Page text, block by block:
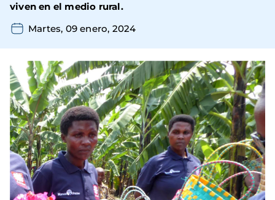
viven en el medio rural.
Martes, 09 enero, 2024